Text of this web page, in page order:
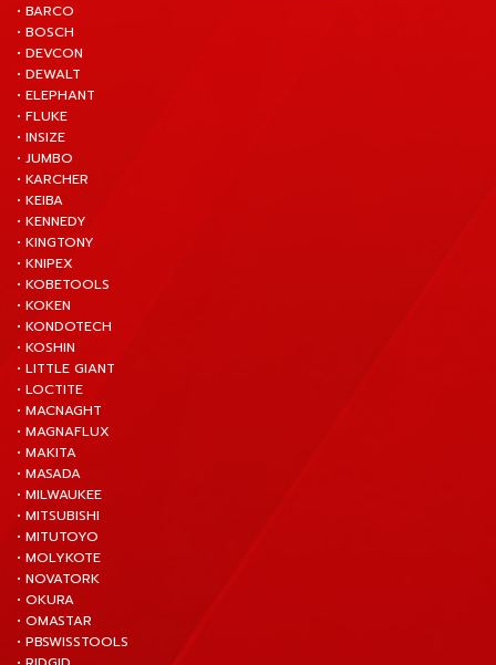
• BARCO
• BOSCH
• DEVCON
• DEWALT
• ELEPHANT
• FLUKE
• INSIZE
• JUMBO
• KARCHER
• KEIBA
• KENNEDY
• KINGTONY
• KNIPEX
• KOBETOOLS
• KOKEN
• KONDOTECH
• KOSHIN
• LITTLE GIANT
• LOCTITE
• MACNAGHT
• MAGNAFLUX
• MAKITA
• MASADA
• MILWAUKEE
• MITSUBISHI
• MITUTOYO
• MOLYKOTE
• NOVATORK
• OKURA
• OMASTAR
• PBSWISSTOOLS